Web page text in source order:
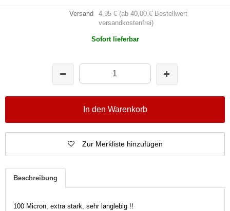
Versand
4,95 € (ab 40,00 € Bestellwert
versandkostenfrei)
Sofort lieferbar
In den Warenkorb
Zur Merkliste hinzufügen
Beschreibung
100 Micron, extra stark, sehr langlebig !!